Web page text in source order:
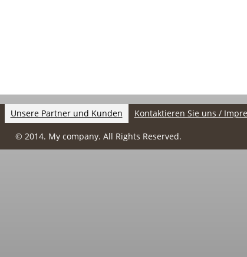
Unsere Partner und Kunden Kontaktieren Sie uns /
© 2014. My company. All Rights Reserved.